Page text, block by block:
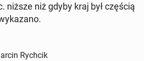
niższe niż gdyby kraj był częścią
Rychcik